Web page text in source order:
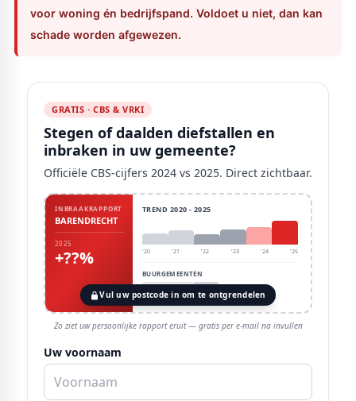
voor woning én bedrijfspand. Voldoet u niet, dan kan
schade worden afgewezen.